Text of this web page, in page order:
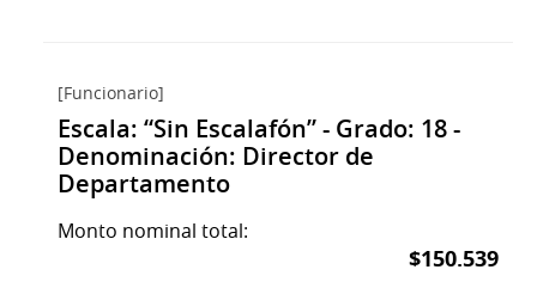
[Funcionario]
Escala: “Sin Escalafón” - Grado: 18 -
Denominación: Director de
Departamento
Monto nominal total:
$150.539